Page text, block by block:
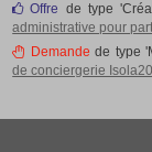
Offre de type
administrative pour
Demande de type
de conciergerie